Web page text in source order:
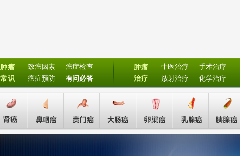
肿瘤
常识
致癌因素
癌症检查
癌症预防
有问必答
肿瘤
治疗
中医治疗
手术治疗
放射治疗
化学治疗